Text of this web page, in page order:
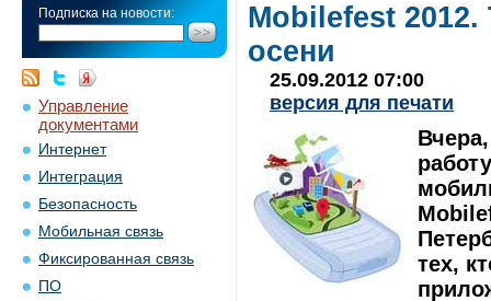
Подписка на новости:
Управление
документами
Интернет
Интеграция
Безопасность
Мобильная связь
Фиксированная связь
ПО
Mobilefest
осени
25.09.2012 07:00
версия для печати
тех,